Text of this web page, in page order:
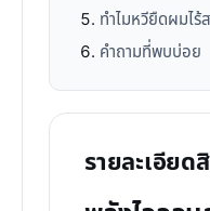
ทำไมหวียืดผมไ
คำถามที่พบบ่อย
รายละเอียด